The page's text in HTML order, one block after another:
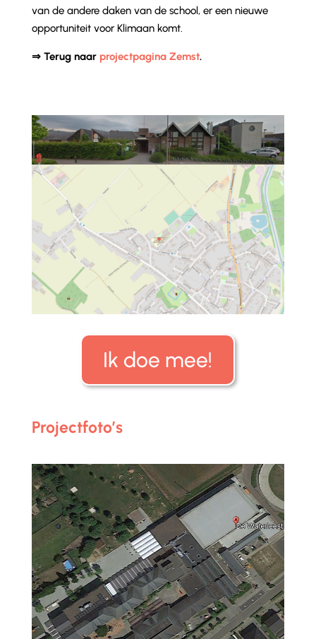
van de andere daken van de school, er een nieuwe
opportuniteit voor Klimaan komt.
⇒ Terug naar projectpagina Zemst.
Ik doe mee!
Projectfoto’s